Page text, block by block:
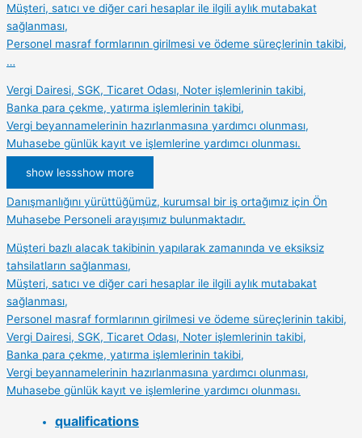
Müşteri, satıcı ve diğer cari hesaplar ile ilgili aylık mutabakat
sağlanması,
Personel masraf formlarının girilmesi ve ödeme süreçlerinin takibi,
…
Vergi Dairesi, SGK, Ticaret Odası, Noter işlemlerinin takibi,
Banka para çekme, yatırma işlemlerinin takibi,
Vergi beyannamelerinin hazırlanmasına yardımcı olunması,
Muhasebe günlük kayıt ve işlemlerine yardımcı olunması.
show lessshow more
Danışmanlığını yürüttüğümüz, kurumsal bir iş ortağımız için Ön
Muhasebe Personeli arayışımız bulunmaktadır.
Müşteri bazlı alacak takibinin yapılarak zamanında ve eksiksiz
tahsilatların sağlanması,
Müşteri, satıcı ve diğer cari hesaplar ile ilgili aylık mutabakat
sağlanması,
Personel masraf formlarının girilmesi ve ödeme süreçlerinin takibi,
Vergi Dairesi, SGK, Ticaret Odası, Noter işlemlerinin takibi,
Banka para çekme, yatırma işlemlerinin takibi,
Vergi beyannamelerinin hazırlanmasına yardımcı olunması,
Muhasebe günlük kayıt ve işlemlerine yardımcı olunması.
qualifications